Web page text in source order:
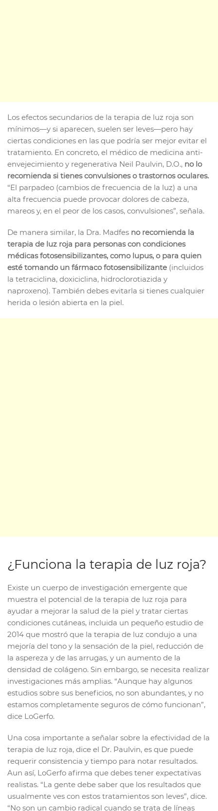
Los efectos secundarios de la terapia de luz roja son
mínimos—y si aparecen, suelen ser leves—pero hay
ciertas condiciones en las que podría ser mejor evitar el
tratamiento. En concreto, el médico de medicina anti-
envejecimiento y regenerativa Neil Paulvin, D.O., no lo
recomienda si tienes convulsiones o trastornos oculares.
“El parpadeo (cambios de frecuencia de la luz) a una
alta frecuencia puede provocar dolores de cabeza,
mareos y, en el peor de los casos, convulsiones”, señala.
De manera similar, la Dra. Madfes no recomienda la
terapia de luz roja para personas con condiciones
médicas fotosensibilizantes, como lupus, o para quien
esté tomando un fármaco fotosensibilizante (incluidos
la tetraciclina, doxiciclina, hidroclorotiazida y
naproxeno). También debes evitarla si tienes cualquier
herida o lesión abierta en la piel.
¿Funciona la terapia de luz roja?
Existe un cuerpo de investigación emergente que
muestra el potencial de la terapia de luz roja para
ayudar a mejorar la salud de la piel y tratar ciertas
condiciones cutáneas, incluida un pequeño estudio de
2014 que mostró que la terapia de luz condujo a una
mejoría del tono y la sensación de la piel, reducción de
la aspereza y de las arrugas, y un aumento de la
densidad de colágeno. Sin embargo, se necesita realizar
investigaciones más amplias. “Aunque hay algunos
estudios sobre sus beneficios, no son abundantes, y no
estamos completamente seguros de cómo funcionan”,
dice LoGerfo.
Una cosa importante a señalar sobre la efectividad de la
terapia de luz roja, dice el Dr. Paulvin, es que puede
requerir consistencia y tiempo para notar resultados.
Aun así, LoGerfo afirma que debes tener expectativas
realistas. “La gente debe saber que los resultados que
usualmente ves con estos tratamientos son leves”, dice.
“No son un cambio radical cuando se trata de líneas